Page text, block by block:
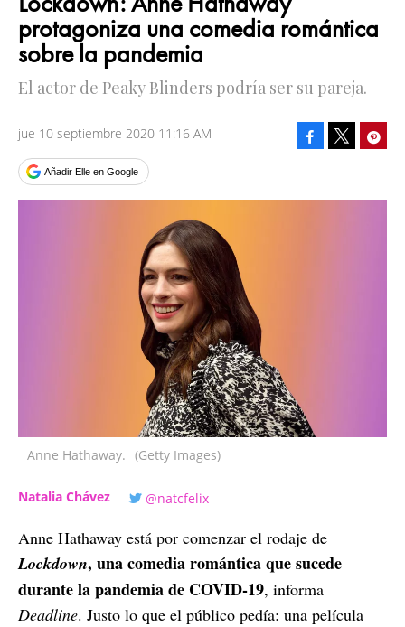
protagoniza una comedia romántica
sobre la pandemia
El actor de Peaky Blinders podría ser su pareja.
jue 10 septiembre 2020 11:16 AM
Añadir Elle en Google
Facebook
Anne Hathaway. (Getty Images)
Natalia Chávez @natcfelix
Anne Hathaway está por comenzar el rodaje de
Lockdown, una comedia romántica que sucede
durante la pandemia de COVID-19, informa
Deadline. Justo lo que el público pedía: una película